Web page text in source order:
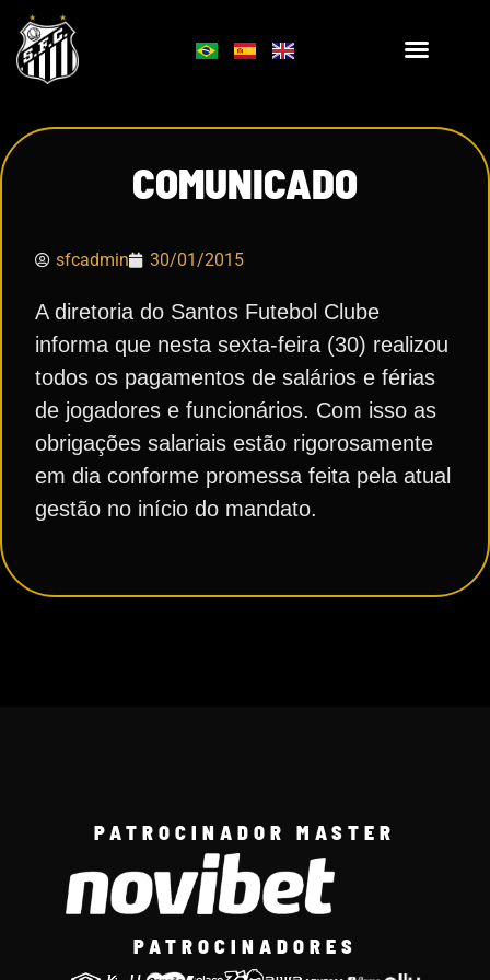
COMUNICADO
sfcadmin 30/01/2015
A diretoria do Santos Futebol Clube
informa que nesta sexta-feira (30) realizou
todos os pagamentos de salários e férias
de jogadores e funcionários. Com isso as
obrigações salariais estão rigorosamente
em dia conforme promessa feita pela atual
gestão no início do mandato.
PATROCINADOR MASTER
PATROCINADORES